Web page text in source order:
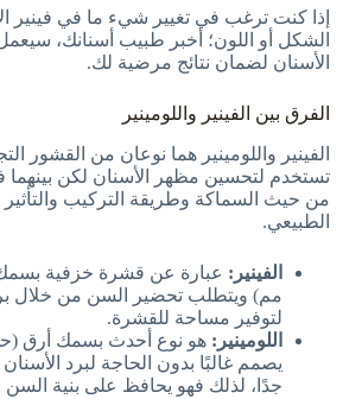
إذا كنت ترغب في تغيير شيء ما في فينير
الشكل أو اللون؛ أخبر طبيب أسنانك،
الأسنان لضمان نتائج مرضية لك.
الفرق بين الفينير واللومينير
الفينير واللومينير هما نوعان من القشور
تستخدم لتحسين مظهر الأسنان لكن
من حيث السماكة وطريقة التركيب
الطبيعي.
الفينير:
مم) ويتطلب تحضير السن من خلال
لتوفير مساحة للقشرة.
اللومينير:
يصمم غالبًا بدون الحاجة لبرد
جدًا، لذلك فهو يحافظ على بنية السن